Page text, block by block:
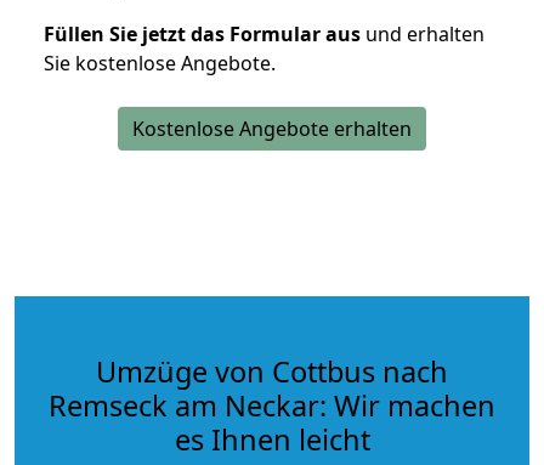
Füllen Sie jetzt das Formular aus und erhalten
Sie kostenlose Angebote.
Kostenlose Angebote erhalten
Umzüge von Cottbus nach
Remseck am Neckar: Wir machen
es Ihnen leicht